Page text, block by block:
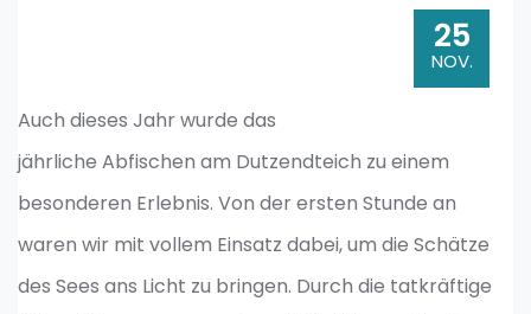
25
NOV.
Auch dieses Jahr wurde das
jährliche Abfischen am Dutzendteich zu einem
besonderen Erlebnis. Von der ersten Stunde an
waren wir mit vollem Einsatz dabei, um die Schätze
des Sees ans Licht zu bringen. Durch die tatkräftige